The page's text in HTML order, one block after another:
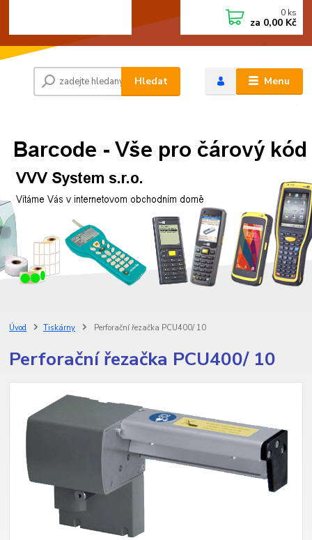
Menu
Hledat
0 ks
za 0,00 Kč
Úvod Tiskárny Perforační řezačka PCU400/ 10
Perforační řezačka PCU400/ 10